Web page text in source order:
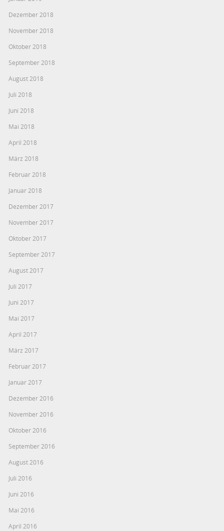
Dezember 2018
November 2018
Oktober 2018
September 2018
August 2018
Juli 2018
Juni 2018
Mai 2018
April 2018
März 2018
Februar 2018
Januar 2018
Dezember 2017
November 2017
Oktober 2017
September 2017
August 2017
Juli 2017
Juni 2017
Mai 2017
April 2017
März 2017
Februar 2017
Januar 2017
Dezember 2016
November 2016
Oktober 2016
September 2016
August 2016
Juli 2016
Juni 2016
Mai 2016
April 2016